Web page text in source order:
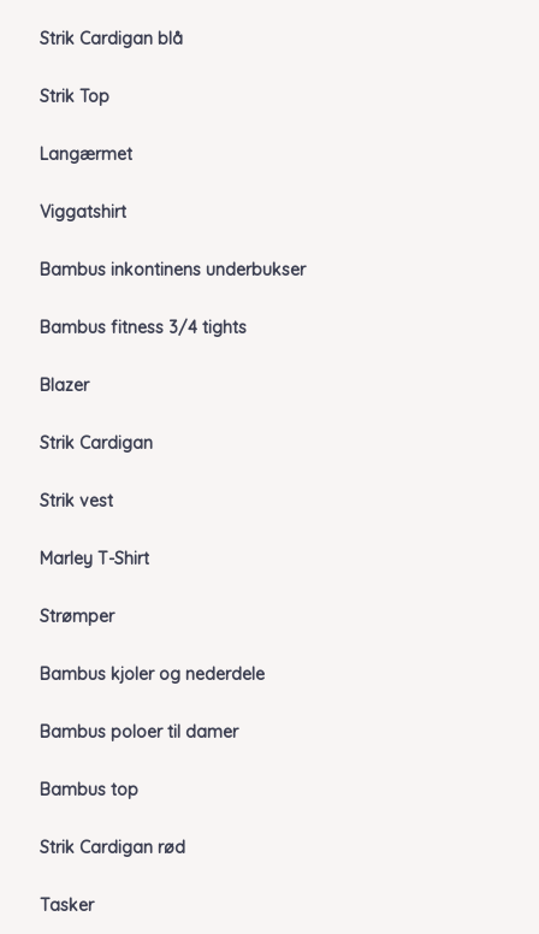
Strik Cardigan blå
Strik Top
Langærmet
Viggatshirt
Bambus inkontinens underbukser
Bambus fitness 3/4 tights
Blazer
Strik Cardigan
Strik vest
Marley T-Shirt
Strømper
Bambus kjoler og nederdele
Bambus poloer til damer
Bambus top
Strik Cardigan rød
Tasker